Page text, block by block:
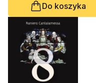
Do koszyka